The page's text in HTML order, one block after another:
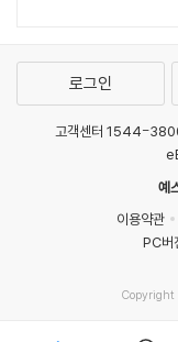
로그인
고객센터 1544-
예
이용약관
PC버
Copyright